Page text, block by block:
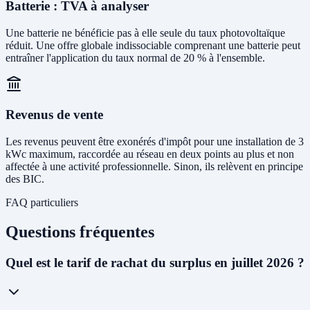
Batterie : TVA à analyser
Une batterie ne bénéficie pas à elle seule du taux photovoltaïque
réduit. Une offre globale indissociable comprenant une batterie peut
entraîner l'application du taux normal de 20 % à l'ensemble.
Revenus de vente
Les revenus peuvent être exonérés d'impôt pour une installation de 3
kWc maximum, raccordée au réseau en deux points au plus et non
affectée à une activité professionnelle. Sinon, ils relèvent en principe
des BIC.
FAQ particuliers
Questions fréquentes
Quel est le tarif de rachat du surplus en juillet 2026 ?